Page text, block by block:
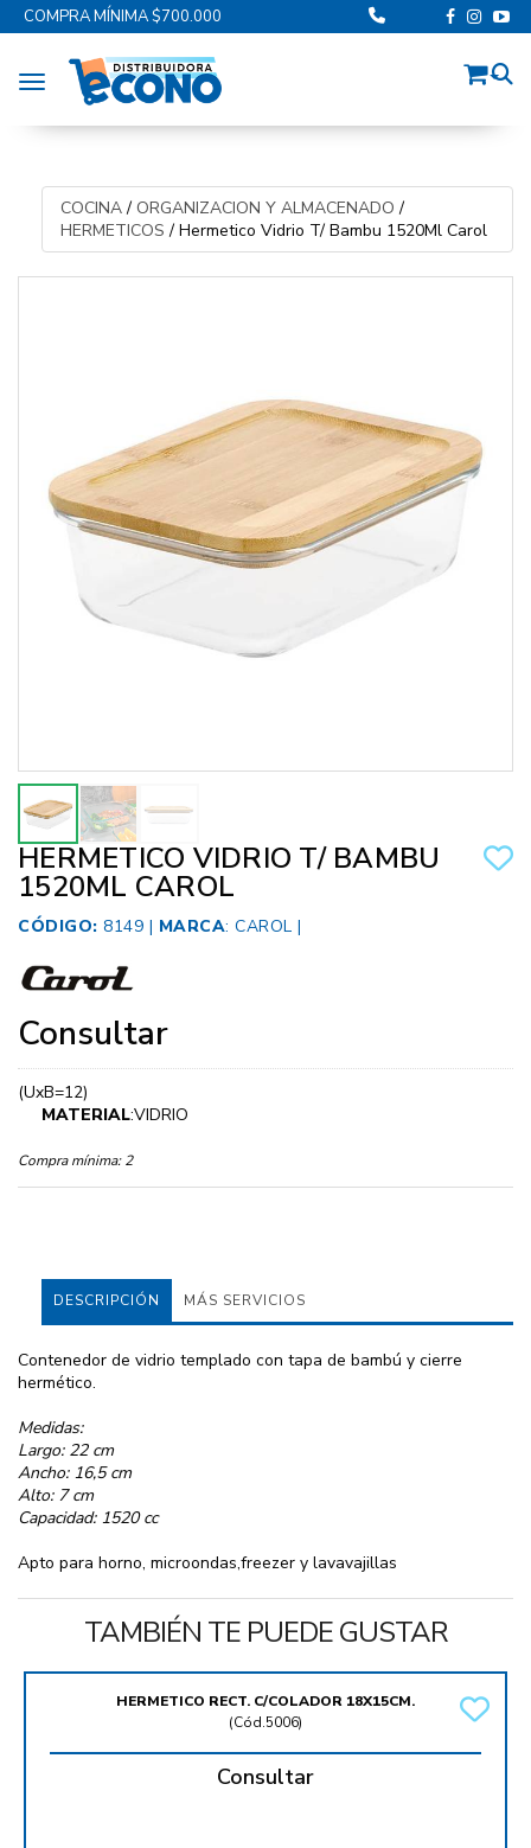
COMPRA MÍNIMA $700.000
Toggle navigation
COCINA/ ORGANIZACION Y ALMACENADO /
HERMETICOS / Hermetico Vidrio T/ Bambu 1520Ml Carol
HERMETICO VIDRIO T/ BAMBU
1520ML CAROL
CÓDIGO: 8149 | MARCA: CAROL |
Consultar
(UxB=12)
MATERIAL:VIDRIO
Compra mínima: 2
DESCRIPCIÓN MÁS SERVICIOS
Contenedor de vidrio templado con tapa de bambú y cierre
hermético.
Medidas:
Largo: 22 cm
Ancho: 16,5 cm
Alto: 7 cm
Capacidad: 1520 cc
Apto para horno, microondas,freezer y lavavajillas
TAMBIÉN TE PUEDE GUSTAR
HERMETICO RECT. C/COLADOR 18X15CM.
(Cód.5006)
Consultar